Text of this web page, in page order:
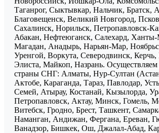
Таганрог, Сыктывкар, Нальчик, Братск,
Благовещенск, Великий Новгород,
Сахалинск, Норильск, Петропавловск-
Абакан, Нефтеюганск, Салехард,
Магадан, Анадырь, Нарьян-Мар,
Уренгой, Воркута, Северодвинск,
Элиста, Майкоп, Назрань. Осуществляем
страны СНГ: Алматы, Нур-Султан
Актобе, Караганда, Тараз, Павлодар,
Семей, Атырау, Костанай, Кызылорда,
Петропавловск, Актау, Минск, Гомель,
Витебск, Гродно, Брест, Ташкент,
Наманган, Андижан, Фергана, Ереван,
Ванадзор, Бишкек, Ош, Джалал-Абад,